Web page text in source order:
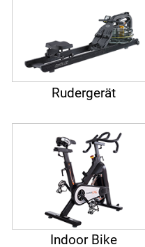
Rudergerät
Indoor Bike